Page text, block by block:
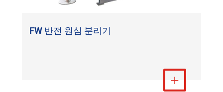
FW 반전 원심 분리기
더 보기
